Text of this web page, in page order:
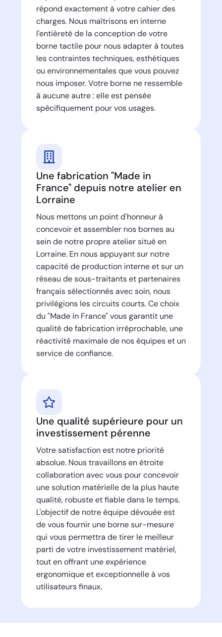
répond exactement à votre cahier des
charges. Nous maîtrisons en interne
l'entièreté de la conception de votre
borne tactile pour nous adapter à toutes
les contraintes techniques, esthétiques
ou environnementales que vous pouvez
nous imposer. Votre borne ne ressemble
à aucune autre : elle est pensée
spécifiquement pour vos usages.
Une fabrication "Made in
France" depuis notre atelier en
Lorraine
Nous mettons un point d'honneur à
concevoir et assembler nos bornes au
sein de notre propre atelier situé en
Lorraine. En nous appuyant sur notre
capacité de production interne et sur un
réseau de sous-traitants et partenaires
français sélectionnés avec soin, nous
privilégions les circuits courts. Ce choix
du "Made in France" vous garantit une
qualité de fabrication irréprochable, une
réactivité maximale de nos équipes et un
service de confiance.
Une qualité supérieure pour un
investissement pérenne
Votre satisfaction est notre priorité
absolue. Nous travaillons en étroite
collaboration avec vous pour concevoir
une solution matérielle de la plus haute
qualité, robuste et fiable dans le temps.
L'objectif de notre équipe dévouée est
de vous fournir une borne sur-mesure
qui vous permettra de tirer le meilleur
parti de votre investissement matériel,
tout en offrant une expérience
ergonomique et exceptionnelle à vos
utilisateurs finaux.